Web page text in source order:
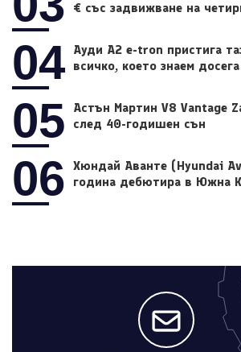
€ със задвижване на
04 Ауди A2 e-tron пристига
всичко, което знаем досега
05
Астън Мартин V8 Vantage
след 40-годишен сън
06
Хюндай Аванте (Hyundai
година дебютира в Южна